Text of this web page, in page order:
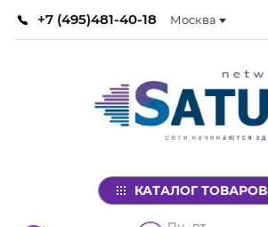
+7 (495)481-40-18 Москва
КАТАЛОГ ТОВАРОВ